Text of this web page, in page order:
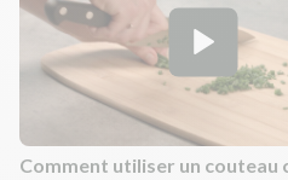
Comment utiliser un couteau